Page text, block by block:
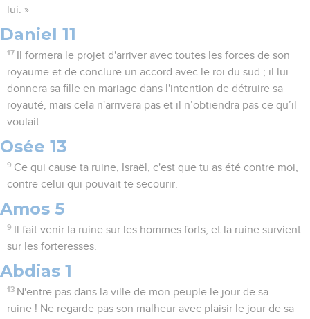
lui. »
Daniel 11
17
Il formera le projet d'arriver avec toutes les forces de son
royaume et de conclure un accord avec le roi du sud ; il lui
donnera sa fille en mariage dans l'intention de détruire sa
royauté, mais cela n'arrivera pas et il n’obtiendra pas ce qu’il
voulait.
Osée 13
9 Ce qui cause ta ruine, Israël, c'est que tu as été contre moi,
contre celui qui pouvait te secourir.
Amos 5
9
Il fait venir la ruine sur les hommes forts, et la ruine survient
sur les forteresses.
Abdias 1
13 N'entre pas dans la ville de mon peuple le jour de sa
ruine ! Ne regarde pas son malheur avec plaisir le jour de sa